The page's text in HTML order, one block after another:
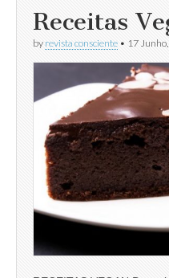
Receitas
by revista consciente • 17